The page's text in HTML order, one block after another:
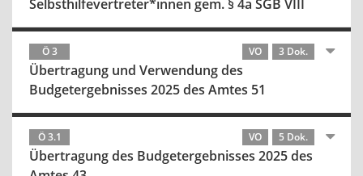
Selbsthilfevertreter*innen gem. § 4a SGB VIII
Ö 3 VO 3 Dok.
Übertragung und Verwendung des
Budgetergebnisses 2025 des Amtes 51
Ö 3.1 VO 5 Dok.
Übertragung des Budgetergebnisses 2025 des